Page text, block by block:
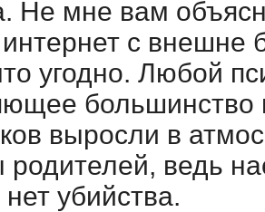
Не мне вам
с внешне
угодно. Любой
большинство
выросли в
родителей, ведь
убийства.